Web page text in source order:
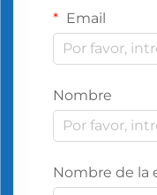
Email
Nombre
Nombre de la